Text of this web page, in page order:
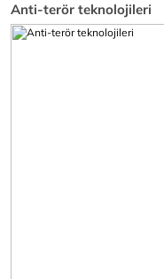
Anti-terör teknolojileri